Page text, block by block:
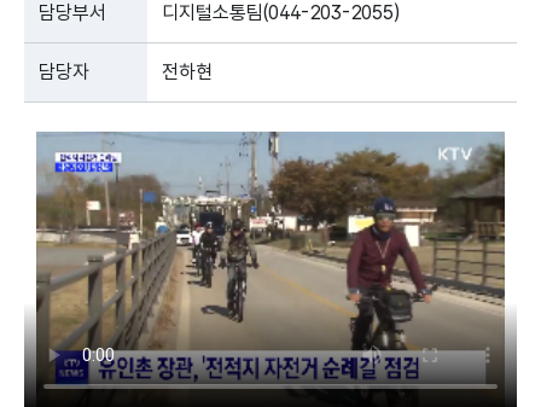
담당부서 디지털소통팀(044-203-2055)
담당자 전하현